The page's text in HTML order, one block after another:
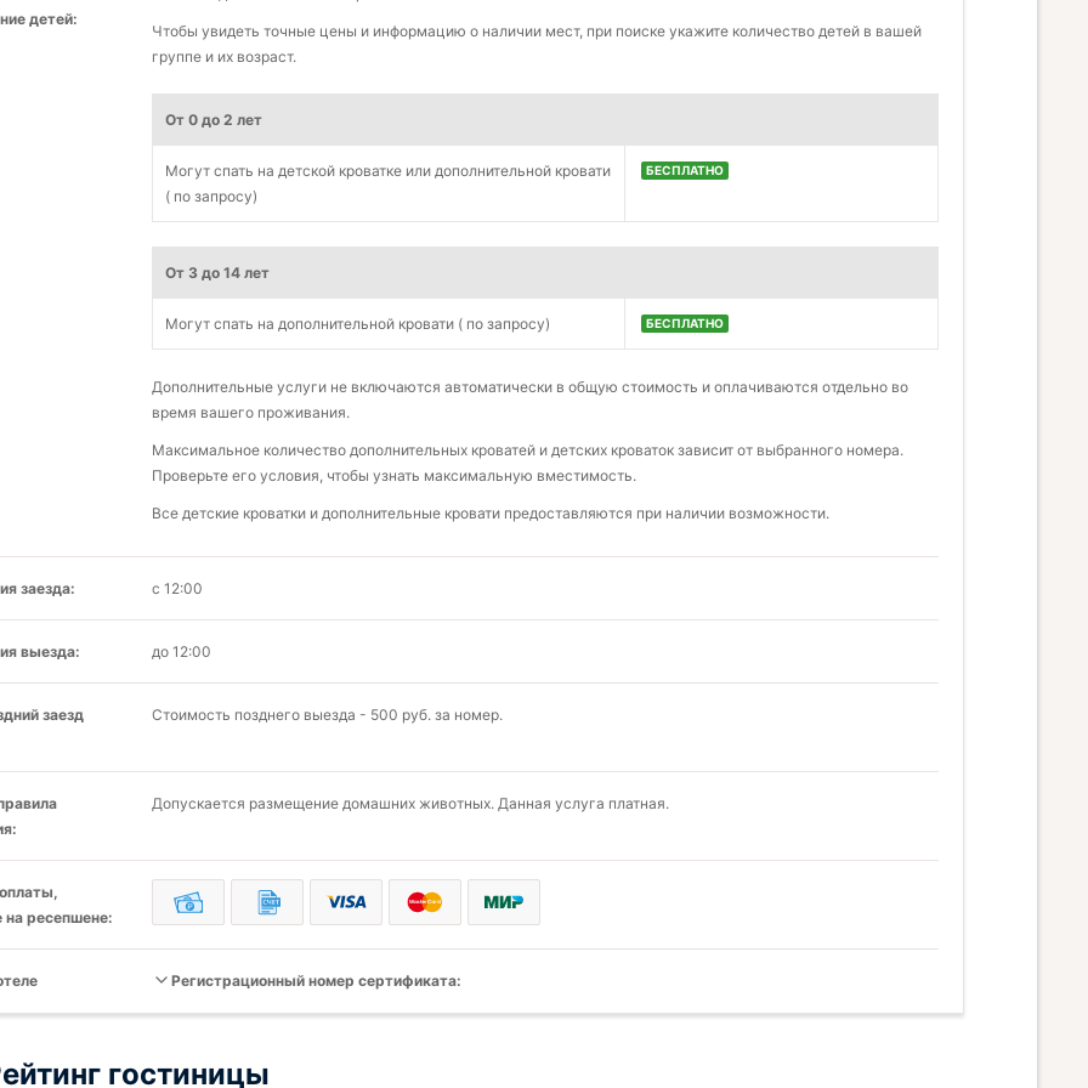
детей:
Чтобы увидеть точные цены и информацию о наличии мест, при поиске укажите количество детей в вашей
группе и их возраст.
От 0 до 2 лет
Могут спать на детской кроватке или дополнительной кровати
( по запросу)
БЕСПЛАТНО
От 3 до 14 лет
Могут спать на дополнительной кровати ( по запросу) БЕСПЛАТНО
Дополнительные услуги не включаются автоматически в общую стоимость и оплачиваются отдельно во
время вашего проживания.
Максимальное количество дополнительных кроватей и детских кроваток зависит от выбранного номера.
Проверьте его условия, чтобы узнать максимальную вместимость.
Все детские кроватки и дополнительные кровати предоставляются при наличии возможности.
заезда: с 12:00
выезда: до 12:00
заезд
Стоимость позднего выезда - 500 руб. за номер.
Допускается размещение домашних животных. Данная услуга платная.
на ресепшене:
Регистрационный номер сертификата:
гостиницы